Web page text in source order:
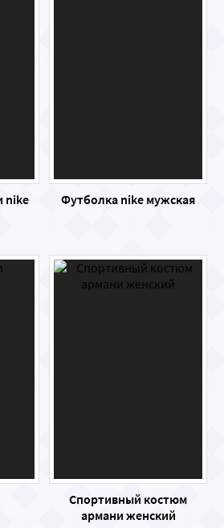
nike Футболка nike мужская
Спортивный костюм
армани женский